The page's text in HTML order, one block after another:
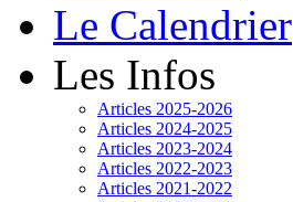
Le Calendrier
Les Infos
Articles 2025-2026
Articles 2024-2025
Articles 2023-2024
Articles 2022-2023
Articles 2021-2022